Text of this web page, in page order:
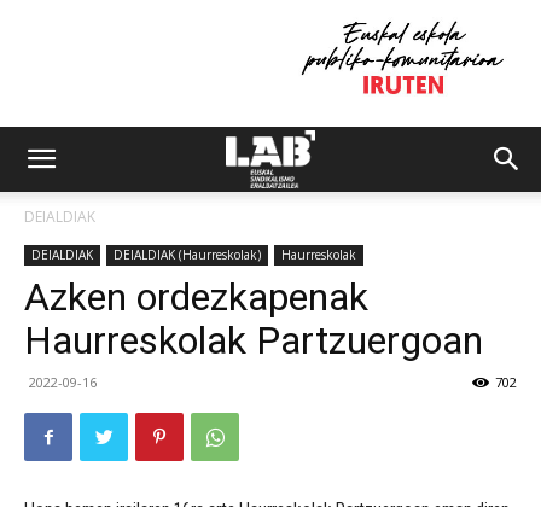
DEIALDIAK
DEIALDIAK DEIALDIAK (Haurreskolak) Haurreskolak
Azken ordezkapenak
Haurreskolak Partzuergoan
2022-09-16 702